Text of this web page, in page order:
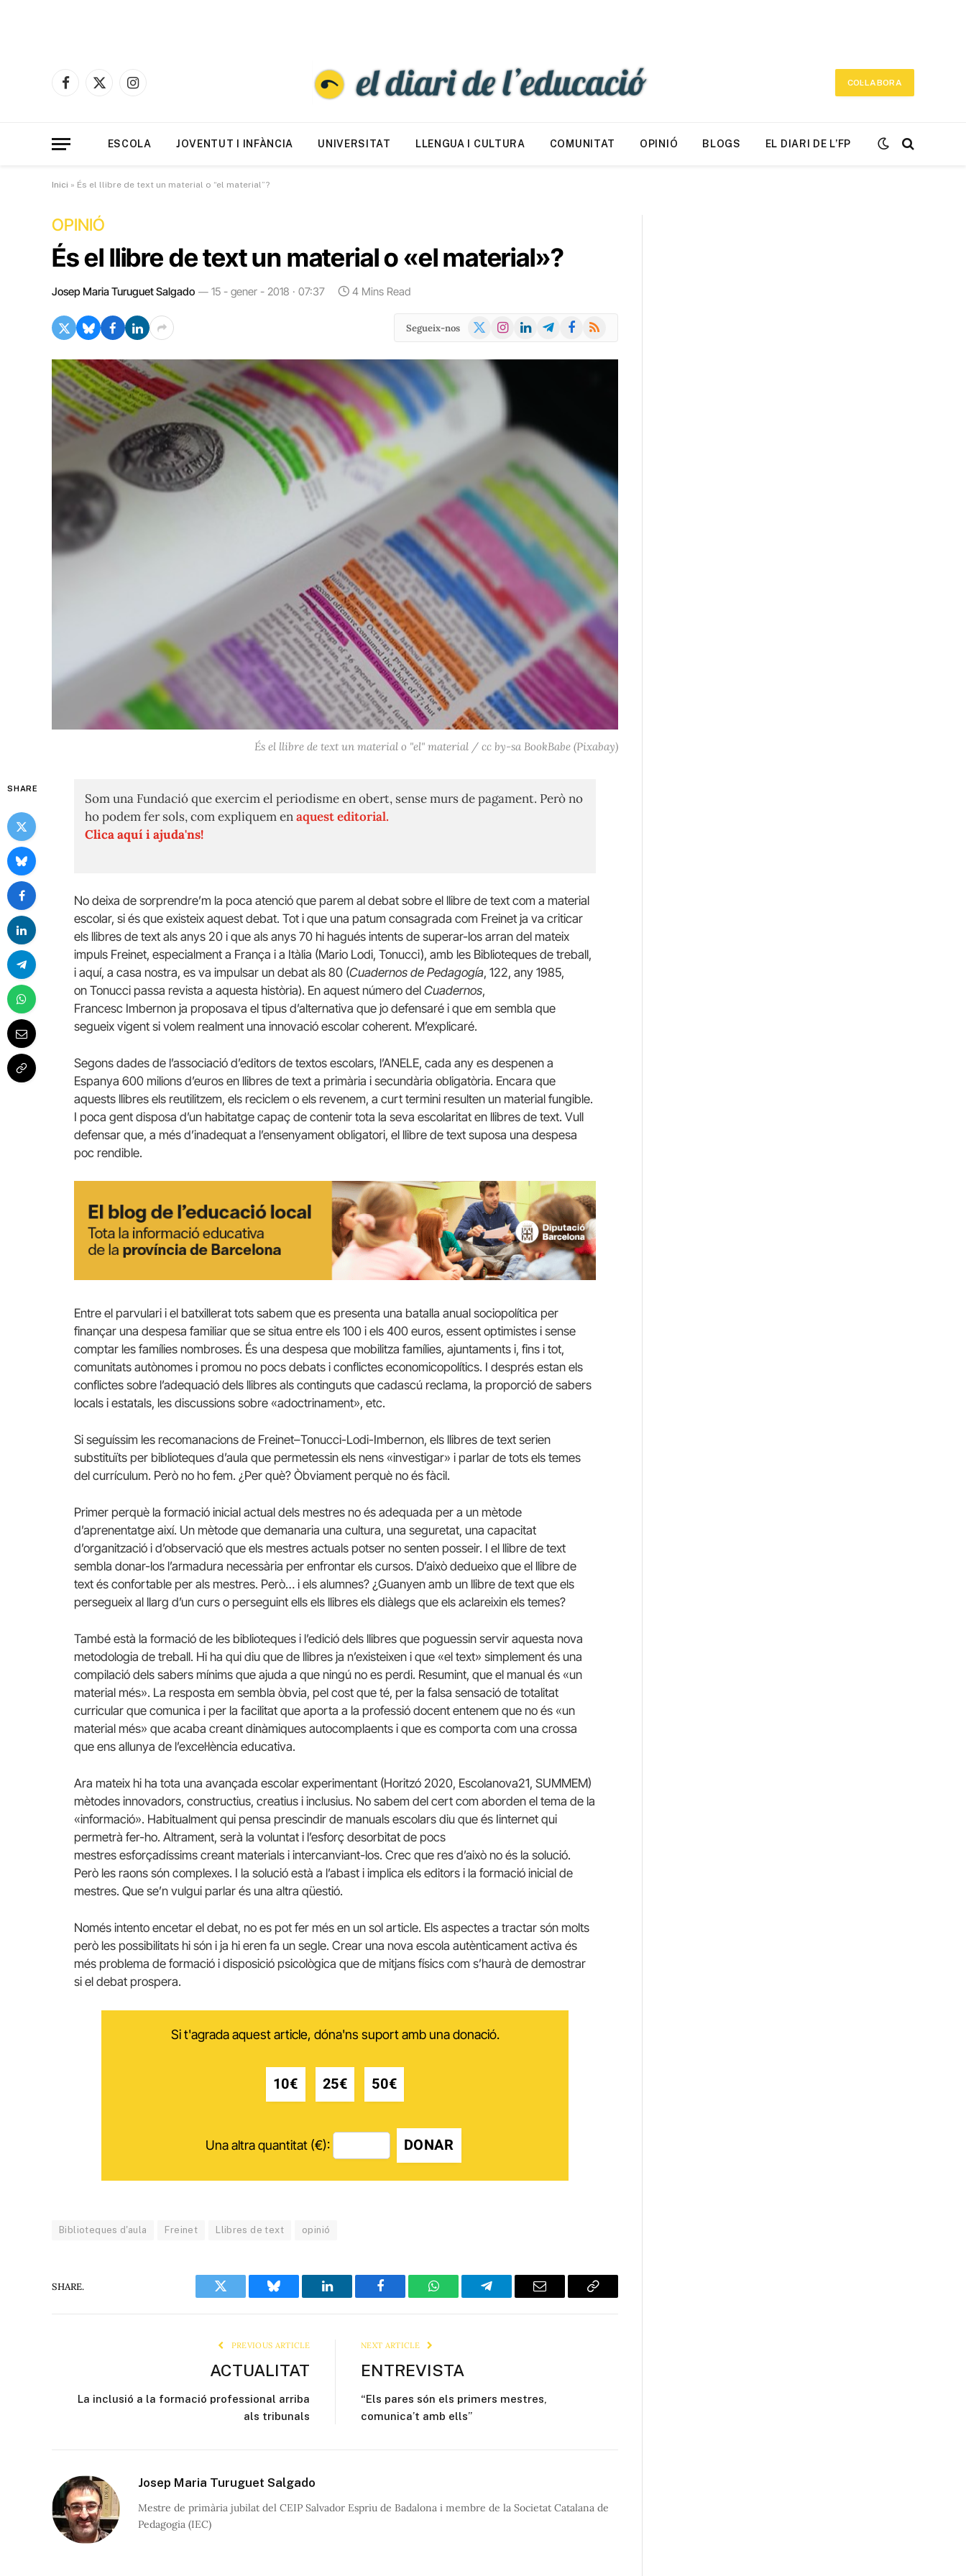
Facebook
X
Instagram
COL·LABORA
ESCOLA JOVENTUT I INFÀNCIA UNIVERSITAT LLENGUA I CULTURA COMUNITAT OPINIÓ BLOGS EL DIARI DE L’FP
Inici » És el llibre de text un material o “el material”?
OPINIÓ
És el llibre de text un material o «el material»?
Josep Maria Turuguet Salgado 15 - gener - 2018 · 07:37 4 Mins Read
Segueix-nos
X
Instagram
LinkedInTelegramFacebook
RSS
És el llibre de text un material o "el" material / cc by-sa BookBabe (Pixabay)
SHARE
Som una Fundació que exercim el periodisme en obert, sense murs de pagament. Però no
ho podem fer sols, com expliquem enaquest editorial.
Clica aquí i ajuda'ns!
No deixa de sorprendre’m la poca atenció que parem al debat sobre el llibre de text com a material
escolar, si és que existeix aquest debat. Tot i que una patum consagrada com Freinet ja va criticar
els llibres de text als anys 20 i que als anys 70 hi hagués intents de superar-los arran del mateix
impuls Freinet, especialment a França i a Itàlia (Mario Lodi, Tonucci), amb les Biblioteques de treball,
i aquí, a casa nostra, es va impulsar un debat als 80 (Cuadernos de Pedagogía, 122, any 1985,
on Tonucci passa revista a aquesta història). En aquest número del Cuadernos,
Francesc Imbernon ja proposava el tipus d’alternativa que jo defensaré i que em sembla que
segueix vigent si volem realment una innovació escolar coherent. M’explicaré.
Segons dades de l’associació d’editors de textos escolars, l’ANELE, cada any es despenen a
Espanya 600 milions d’euros en llibres de text a primària i secundària obligatòria. Encara que
aquests llibres els reutilitzem, els reciclem o els revenem, a curt termini resulten un material fungible.
I poca gent disposa d’un habitatge capaç de contenir tota la seva escolaritat en llibres de text. Vull
defensar que, a més d’inadequat a l’ensenyament obligatori, el llibre de text suposa una despesa
poc rendible.
Entre el parvulari i el batxillerat tots sabem que es presenta una batalla anual sociopolítica per
finançar una despesa familiar que se situa entre els 100 i els 400 euros, essent optimistes i sense
comptar les famílies nombroses. És una despesa que mobilitza famílies, ajuntaments i, fins i tot,
comunitats autònomes i promou no pocs debats i conflictes economicopolítics. I després estan els
conflictes sobre l’adequació dels llibres als continguts que cadascú reclama, la proporció de sabers
locals i estatals, les discussions sobre «adoctrinament», etc.
Si seguíssim les recomanacions de Freinet–Tonucci-Lodi-Imbernon, els llibres de text serien
substituïts per biblioteques d’aula que permetessin els nens «investigar» i parlar de tots els temes
del currículum. Però no ho fem. ¿Per què? Òbviament perquè no és fàcil.
Primer perquè la formació inicial actual dels mestres no és adequada per a un mètode
d’aprenentatge així. Un mètode que demanaria una cultura, una seguretat, una capacitat
d’organització i d’observació que els mestres actuals potser no senten posseir. I el llibre de text
sembla donar-los l’armadura necessària per enfrontar els cursos. D’això dedueixo que el llibre de
text és confortable per als mestres. Però… i els alumnes? ¿Guanyen amb un llibre de text que els
persegueix al llarg d’un curs o perseguint ells els llibres els diàlegs que els aclareixin els temes?
També està la formació de les biblioteques i l’edició dels llibres que poguessin servir aquesta nova
metodologia de treball. Hi ha qui diu que de llibres ja n’existeixen i que «el text» simplement és una
compilació dels sabers mínims que ajuda a que ningú no es perdi. Resumint, que el manual és «un
material més». La resposta em sembla òbvia, pel cost que té, per la falsa sensació de totalitat
curricular que comunica i per la facilitat que aporta a la professió docent entenem que no és «un
material més» que acaba creant dinàmiques autocomplaents i que es comporta com una crossa
que ens allunya de l’excel·lència educativa.
Ara mateix hi ha tota una avançada escolar experimentant (Horitzó 2020, Escolanova21, SUMMEM)
mètodes innovadors, constructius, creatius i inclusius. No sabem del cert com aborden el tema de la
«informació». Habitualment qui pensa prescindir de manuals escolars diu que és Iinternet qui
permetrà fer-ho. Altrament, serà la voluntat i l’esforç desorbitat de pocs
mestres esforçadíssims creant materials i intercanviant-los. Crec que res d’això no és la solució.
Però les raons són complexes. I la solució està a l’abast i implica els editors i la formació inicial de
mestres. Que se’n vulgui parlar és una altra qüestió.
Només intento encetar el debat, no es pot fer més en un sol article. Els aspectes a tractar són molts
però les possibilitats hi són i ja hi eren fa un segle. Crear una nova escola autènticament activa és
més problema de formació i disposició psicològica que de mitjans físics com s’haurà de demostrar
si el debat prospera.
Si t'agrada aquest article, dóna'ns suport amb una donació.
10€ 25€ 50€
Una altra quantitat (€): DONAR
Biblioteques d'aula Freinet Llibres de text opinió
SHARE.
Twitter Bluesky LinkedIn Facebook WhatsAppTelegram Email
Copy
PREVIOUS ARTICLE
ACTUALITAT
La inclusió a la formació professional arriba
als tribunals
NEXT ARTICLE
ENTREVISTA
“Els pares són els primers mestres,
comunica’t amb ells”
Josep Maria Turuguet Salgado
Mestre de primària jubilat del CEIP Salvador Espriu de Badalona i membre de la Societat Catalana de
Pedagogia (IEC)